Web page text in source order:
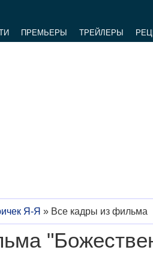
ПРЕМЬЕРЫ ТРЕЙЛЕРЫ
Я-Я » Все кадры из фильма